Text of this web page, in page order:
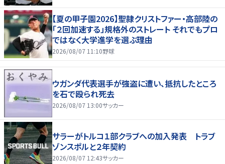
【夏の甲子園2026】聖隷クリストファー・高部陸の
「２回加速する」規格外のストレート それでもプロ
ではなく大学進学を選ぶ理由
2026/08/07 11:10野球
ウガンダ代表選手が強盗に遭い、抵抗したところ
を石で殴られ死去
2026/08/07 13:00サッカー
サラーがトルコ１部クラブへの加入発表 トラブ
ゾンスポルと２年契約
2026/08/07 12:43サッカー